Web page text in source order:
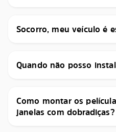
Socorro, meu veículo é
Quando não posso
Como montar os
janelas com dobradiças?